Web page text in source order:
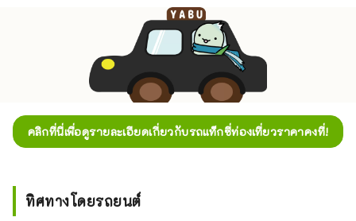
คลิกที่นี่เพื่อดูรายละเอียดเกี่ยวกับรถแท็กซี่ท่องเที่ยวราคาคงที่!
ทิศทางโดยรถยนต์